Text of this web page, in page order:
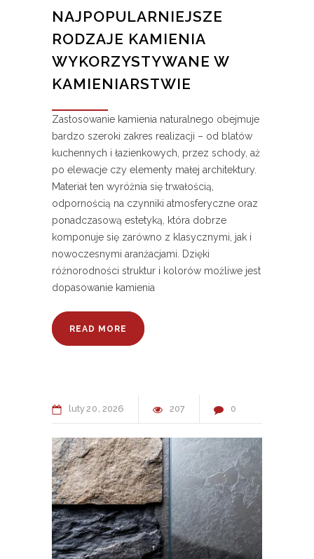
NAJPOPULARNIEJSZE
RODZAJE KAMIENIA
WYKORZYSTYWANE W
KAMIENIARSTWIE
Zastosowanie kamienia naturalnego obejmuje
bardzo szeroki zakres realizacji – od blatów
kuchennych i łazienkowych, przez schody, aż
po elewacje czy elementy małej architektury.
Materiał ten wyróżnia się trwałością,
odpornością na czynniki atmosferyczne oraz
ponadczasową estetyką, która dobrze
komponuje się zarówno z klasycznymi, jak i
nowoczesnymi aranżacjami. Dzięki
różnorodności struktur i kolorów możliwe jest
dopasowanie kamienia
READ MORE
luty20 2026 207 0